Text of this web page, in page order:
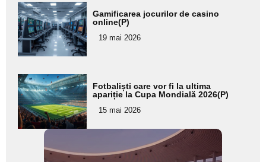
Adaugă
aici textul
pentru
subtitlu
Gamificarea jocurilor de casino
online(P)
19 mai 2026
Adaugă
aici textul
pentru
subtitlu
Fotbaliști care vor fi la ultima
apariție la Cupa Mondială 2026(P)
15 mai 2026